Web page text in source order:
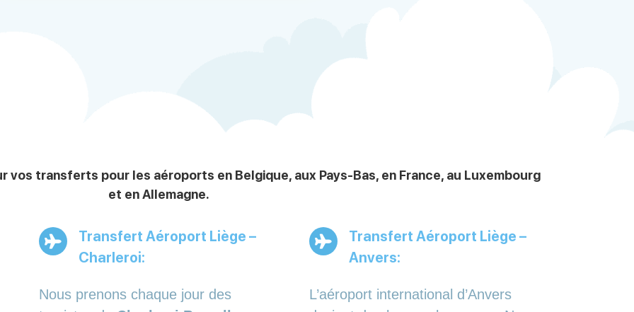
vos transferts pour les aéroports en Belgique, aux Pays-Bas, en France, au Luxembourg
et en Allemagne.
Transfert Aéroport Liège –
Charleroi:
Nous prenons chaque jour des
Transfert Aéroport Liège –
Anvers:
L’aéroport international d’Anvers